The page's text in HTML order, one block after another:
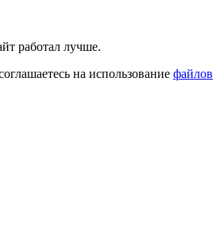
работал лучше.
на использование файлов